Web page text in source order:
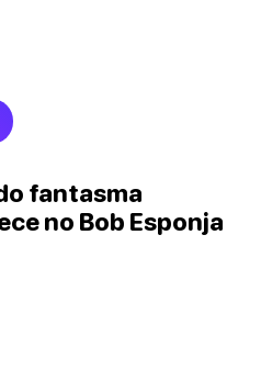
fantasma
no Bob Esponja